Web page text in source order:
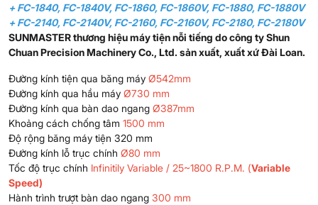
+ FC-1840, FC-1840V, FC-1860, FC-1860V, FC-1880, FC-1880V
+ FC-2140, FC-2140V, FC-2160, FC-2160V, FC-2180, FC-2180V
SUNMASTER thương hiệu máy tiện nỗi tiếng do công ty Shun
Chuan Precision Machinery Co., Ltd. sản xuất, xuất xứ Đài Loan.
Đường kính tiện qua băng máy Ø542mm
Đường kính qua hầu máy Ø730 mm
Đường kính qua bàn dao ngang Ø387mm
Khoảng cách chống tâm 1500 mm
Độ rộng băng máy tiện 320 mm
Đường kính lỗ trục chính Ø80 mm
Tốc độ trục chính Infinitily Variable / 25~1800 R.P.M. (Variable
Speed)
Hành trình trượt bàn dao ngang 300 mm